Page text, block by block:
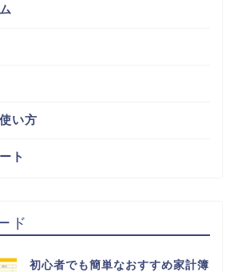
い方
ト
ド
初心者でも簡単なおすすめ家計簿